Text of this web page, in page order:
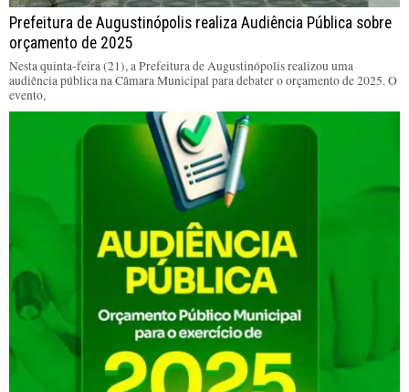
Prefeitura de Augustinópolis realiza Audiência Pública sobre
orçamento de 2025
Nesta quinta-feira (21), a Prefeitura de Augustinópolis realizou uma
audiência pública na Câmara Municipal para debater o orçamento de 2025. O
evento,